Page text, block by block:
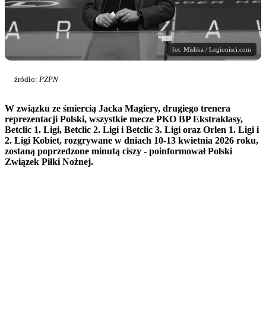
fot. Mishka / Legionisci.com
źródło: PZPN
W związku ze śmiercią Jacka Magiery, drugiego trenera
reprezentacji Polski, wszystkie mecze PKO BP Ekstraklasy,
Betclic 1. Ligi, Betclic 2. Ligi i Betclic 3. Ligi oraz Orlen 1. Ligi i
2. Ligi Kobiet, rozgrywane w dniach 10-13 kwietnia 2026 roku,
zostaną poprzedzone minutą ciszy - poinformował Polski
Związek Piłki Nożnej.